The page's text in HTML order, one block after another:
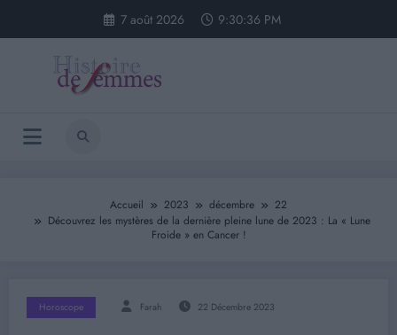
contenu
7 août 2026 9:30:36 PM
Accueil 2023 décembre
22
Découvrez les mystères de la dernière pleine lune de 2023 : La « Lune
Froide » en Cancer !
Horoscope Farah 22 Décembre 2023